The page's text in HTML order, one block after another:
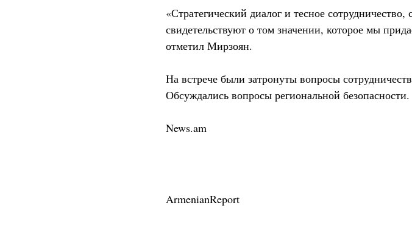
«Стратегический диалог и тесное
свидетельствуют о том значении, которое мы
отметил Мирзоян.
На встрече были затронуты вопросы
Обсуждались вопросы региональной безопасности.
News.am
ArmenianReport